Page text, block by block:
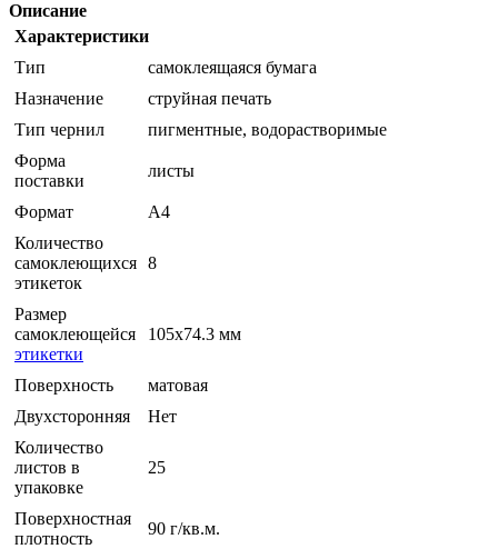
Описание
Характеристики
Тип
самоклеящаяся бумага
Назначение
струйная печать
Тип чернил
пигментные, водорастворимые
Форма
поставки
листы
Формат
A4
Количество
самоклеющихся
этикеток
8
Размер
самоклеющейся
этикетки
105x74.3 мм
Поверхность
матовая
Двухсторонняя
Нет
Количество
листов в
упаковке
25
Поверхностная
плотность
90 г/кв.м.